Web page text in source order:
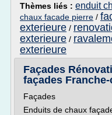
Thèmes liés : enduit
chaux facade pierre /
exterieure /
exterieure /
exterieure
Façades
façades
Façades
Enduits de chaux